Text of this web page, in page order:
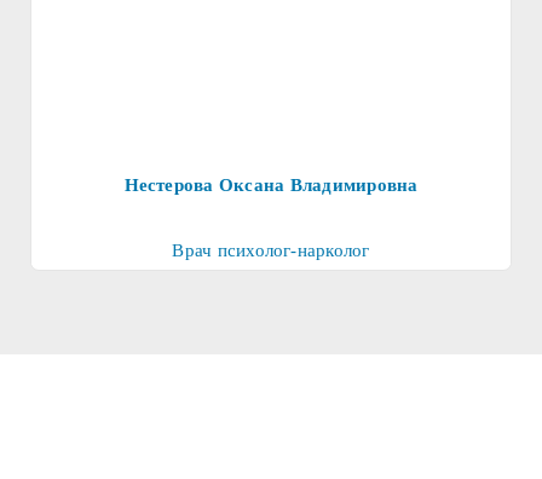
Нестерова Оксана Владимировна
Врач психолог-нарколог